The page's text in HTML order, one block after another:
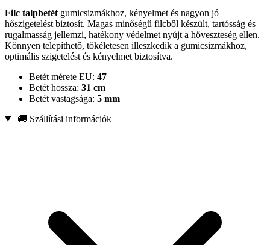
Filc talpbetét gumicsizmákhoz, kényelmet és nagyon jó
hőszigetelést biztosít. Magas minőségű filcből készült, tartósság és
rugalmasság jellemzi, hatékony védelmet nyújt a hőveszteség ellen.
Könnyen telepíthető, tökéletesen illeszkedik a gumicsizmákhoz,
optimális szigetelést és kényelmet biztosítva.
Betét mérete EU: 47
Betét hossza: 31 cm
Betét vastagsága: 5 mm
🚚 Szállítási információk